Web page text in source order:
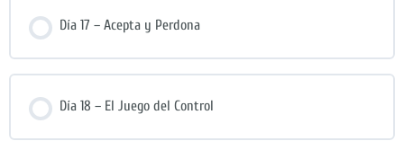
Día 17 – Acepta y Perdona
Día 18 – El Juego del Control